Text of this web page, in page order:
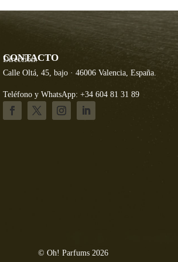
CONTACTO
Dirección:
Calle Oltá, 45, bajo · 46006 Valencia, España.
Teléfono y WhatsApp: +34 604 81 31 89
© Oh! Parfums 2026